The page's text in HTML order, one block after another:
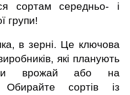
сортам середньо- і
групи!
в зерні. Це ключова
які планують
врожай або на
Обирайте сортів із